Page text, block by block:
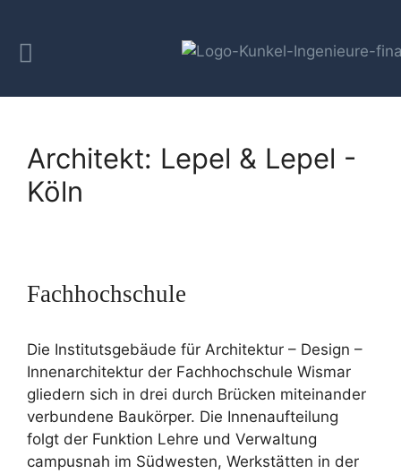
Architekt: Lepel & Lepel -
Köln
Fachhochschule
Die Institutsgebäude für Architektur – Design –
Innenarchitektur der Fachhochschule Wismar
gliedern sich in drei durch Brücken miteinander
verbundene Baukörper. Die Innenaufteilung
folgt der Funktion Lehre und Verwaltung
campusnah im Südwesten, Werkstätten in der